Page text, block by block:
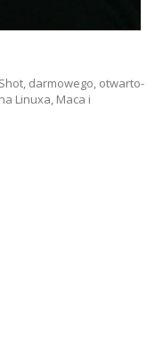
darmowego, otwarto-
Linuxa, Maca i